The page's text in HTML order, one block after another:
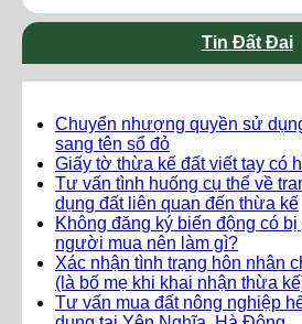
Tin Đất Đai
Chuyển nhượng quyền sử
sang tên sổ đỏ
Giấy tờ thừa kế đất viết tay có
Tư vấn tình huống cụ thể về
dụng đất liên quan đến thừa kế
Không đăng ký biến động có
người mua nên làm gì?
Xác nhận tình trạng hôn nhân
(là bố mẹ khi khai nhận thừa
Tư vấn mua đất nông nghiệp